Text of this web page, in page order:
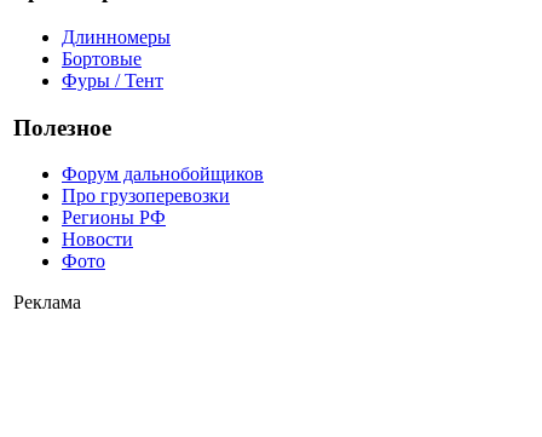
Длинномеры
Бортовые
Фуры / Тент
Полезное
Форум дальнобойщиков
Про грузоперевозки
Регионы РФ
Новости
Фото
Реклама